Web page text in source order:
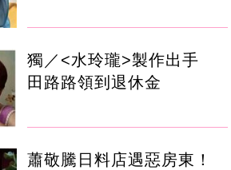
獨／<水玲瓏>製作出手
田路路領到退休金
蕭敬騰日料店遇惡房東！